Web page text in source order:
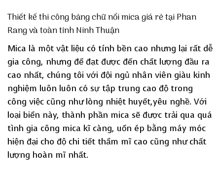
Thiết kế thi công bảng chữ nổi mica giá rẻ tại Phan
Rang và toàn tỉnh Ninh Thuận
Mica là một vật liệu có tính bền cao nhưng lại rất dễ
gia công, nhưng để đạt được đến chất lượng đầu ra
cao nhất, chúng tôi với đội ngủ nhân viên giàu kinh
nghiệm luôn luôn có sự tập trung cao độ trong
công việc cũng như lòng nhiệt huyết,yêu nghề. Với
loại biển này, thành phần mica sẽ được trải qua quá
tình gia công mica kĩ càng, uốn ép bằng máy móc
hiện đại cho độ chi tiết thẩm mĩ cao cũng như chất
lượng hoàn mĩ nhất.